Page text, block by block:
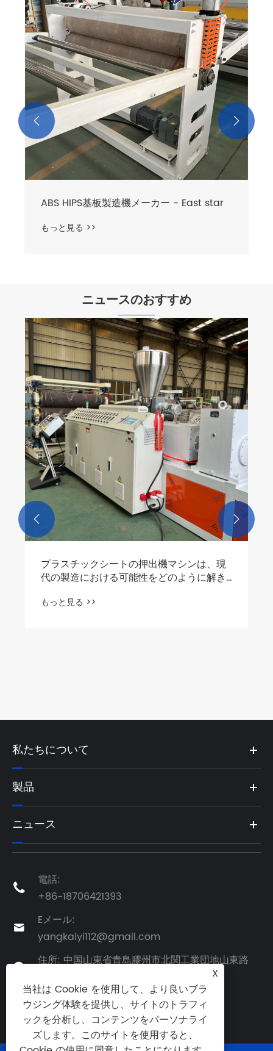
ABS HIPS基板製造機メーカー - East star
もっと見る >>
 
ニュースのおすすめ
プラスチックシートの押出機マシンは、現
代の製造における可能性をどのように解き
もっと見る >>
 
私たちについて
製品
ニュース

電話:
+86-18706421393

Eメール:
yangkaiyi112@gmail.com

住所: 中国山東省青島膠州市北関工業団地山東路
X
当社は Cookie を使用して、より良いブラ
ウジング体験を提供し、サイトのトラフィ
ックを分析し、コンテンツをパーソナライ
ズします。このサイトを使用すると、